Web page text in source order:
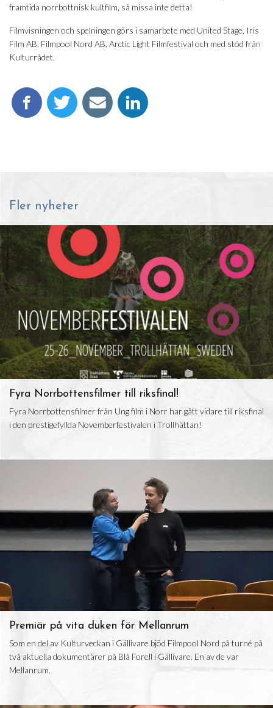
framtida norrbottnisk kultfilm, så missa inte detta!
Filmvisningen och spelningen görs i samarbete med United Stage, Iris
Film AB, Filmpool Nord AB, Arctic Light Filmfestival och med stöd från
Kulturrådet.
Fler nyheter
Fyra Norrbottensfilmer till riksfinal!
Fyra Norrbottensfilmer från Ung film i Norr har gått vidare till riksfinal
i den prestigefyllda Novemberfestivalen i Trollhättan!
Premiär på vita duken för Mellanrum
Som en del av Kulturveckan i Gällivare bjöd Filmpool Nord på turné på
två aktuella dokumentärer på Blå Forell i Gällivare. En av de var
Mellanrum.